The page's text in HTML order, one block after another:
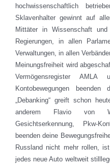
hochwissenschaftlich
Sklavenhalter gewinnt auf
Mittäter in Wissenschaft
Regierungen, in allen
Verwaltungen, in allen
Meinungsfreiheit wird
Vermögensregister
Kontobewegungen
„Debanking“ greift schon
anderem Flavio von
Gesichtserkennung, Pkw-
beenden deine
Russland nicht mehr rollen,
jedes neue Auto weltweit